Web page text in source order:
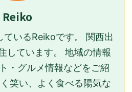
Reiko
ているReikoです。 関西出
しています。 地域の情報
・グルメ情報などをご紹
笑い、よく食べる陽気な